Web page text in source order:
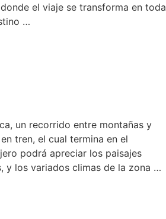
el viaje se transforma en toda
…
un recorrido entre montañas y
tren, el cual termina en el
podrá apreciar los paisajes
y los variados climas de la zona …